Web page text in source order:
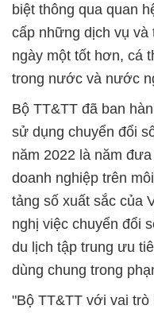
biệt thông qua quan
cấp những dịch vụ và
ngày một tốt hơn, cá
trong nước và nước
Bộ TT&TT đã ban
sử dụng chuyển đổi
năm 2022 là năm
doanh nghiệp trên
tảng số xuất sắc của
nghị việc chuyển đổi
du lịch tập trung ưu
dùng chung trong
"Bộ TT&TT với vai